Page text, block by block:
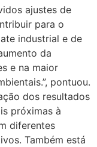
ajustes de
para o
industrial e de
da
e na maior
pontuou.
dos resultados
próximas à
diferentes
Também está